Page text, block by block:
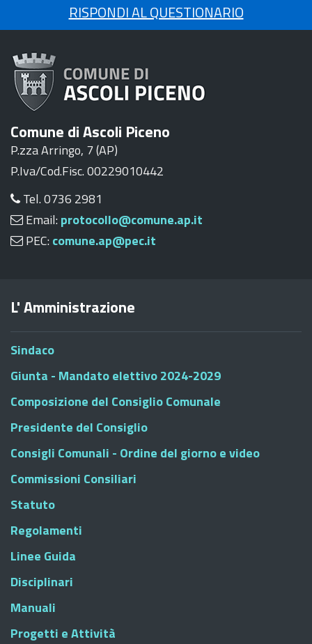
RISPONDI AL QUESTIONARIO
Comune di Ascoli Piceno
P.zza Arringo, 7 (AP)
P.Iva/Cod.Fisc. 00229010442
Tel. 0736 2981
Email: protocollo@comune.ap.it
PEC: comune.ap@pec.it
L' Amministrazione
Sindaco
Giunta - Mandato elettivo 2024-2029
Composizione del Consiglio Comunale
Presidente del Consiglio
Consigli Comunali - Ordine del giorno e video
Commissioni Consiliari
Statuto
Regolamenti
Linee Guida
Disciplinari
Manuali
Progetti e Attività